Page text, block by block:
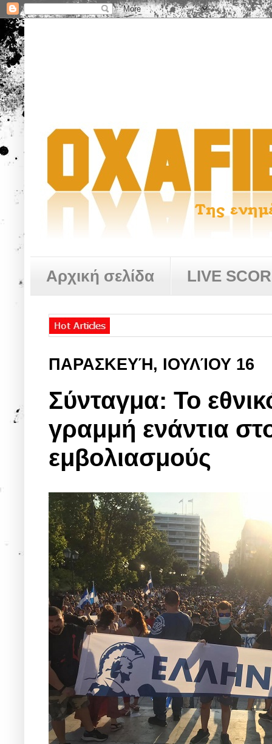
Αρχική σελίδα LIVE
ΠΑΡΑΣΚΕΥΉ, ΙΟΥΛΊΟΥ 16
Σύνταγμα: Το
γραμμή ενάντια
εμβολιασμούς